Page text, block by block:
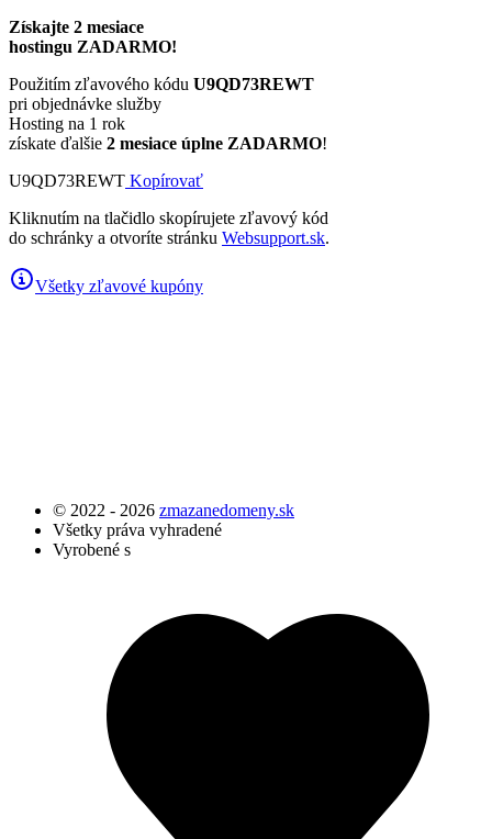
Získajte 2 mesiace
hostingu ZADARMO!
Použitím zľavového kódu U9QD73REWT
pri objednávke služby
Hosting na 1 rok
získate ďalšie 2 mesiace úplne ZADARMO!
U9QD73REWT Kopírovať
Kliknutím na tlačidlo skopírujete zľavový kód
do schránky a otvoríte stránku Websupport.sk.
Všetky zľavové kupóny
© 2022 - 2026 zmazanedomeny.sk
Všetky práva vyhradené
Vyrobené s